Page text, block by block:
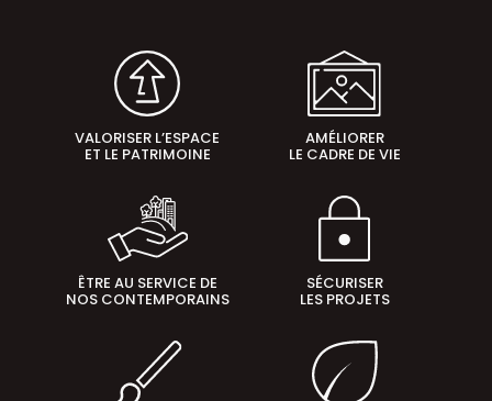
VALORISER L’ESPACE
ET LE PATRIMOINE
AMÉLIORER
LE CADRE DE VIE
ÊTRE AU SERVICE DE
NOS CONTEMPORAINS
SÉCURISER
LES PROJETS